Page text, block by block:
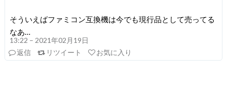
そういえばファミコン互換機は今でも現行品として売ってる
なあ…
13:22 – 2021年02月19日
返信
リツイート お気に入り